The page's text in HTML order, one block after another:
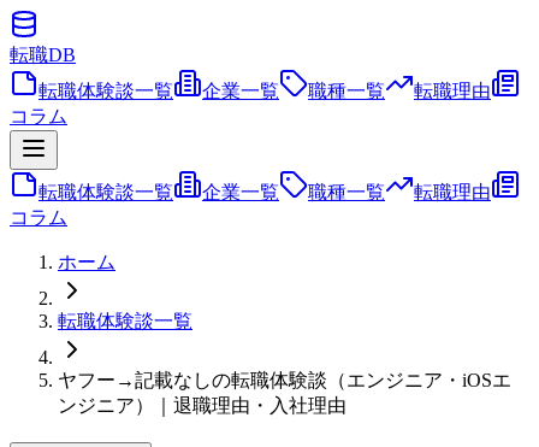
転職DB
転職体験談一覧
企業一覧 職種一覧
転職理由
コラム
転職体験談一覧 企業一覧 職種一覧
転職理由
コラム
ホーム
転職体験談一覧
ヤフー→記載なしの転職体験談（エンジニア・iOSエ
ンジニア）｜退職理由・入社理由